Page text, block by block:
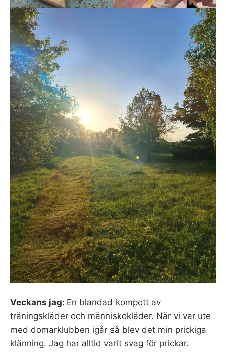
Veckans jag: En blandad kompott av
träningskläder och människokläder. När vi var ute
med domarklubben igår så blev det min prickiga
klänning. Jag har alltid varit svag för prickar.